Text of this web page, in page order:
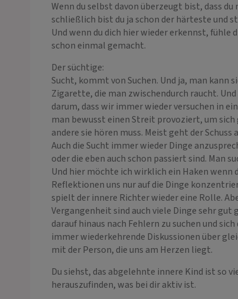
Wenn du selbst davon überzeugt bist, dass
schließlich bist du ja schon der härteste und
Und wenn du dich hier wieder erkennst,
schon einmal gemacht.
Der süchtige:
Sucht, kommt von Suchen. Und ja, man kann
Zigarette, die man zwischendurch raucht.
darum, dass wir immer wieder versuchen in
man bewusst einen Streit provoziert, um
andere sie hören muss. Meist geht der Schuss
Auch die Sucht immer wieder Dinge
oder die eben auch schon passiert sind. Man
Und hier möchte ich wirklich ein Haken
Reflektionen uns nur auf die Dinge
spielt der innere Richter wieder eine Rolle.
Vergangenheit sind auch viele Dinge sehr
darauf hinaus nach Fehlern zu suchen und
immer wiederkehrende Diskussionen über
mit der Person, die uns am Herzen liegt.
Du siehst, das abgelehnte innere Kind ist so
herauszufinden, was bei dir aktiv ist.